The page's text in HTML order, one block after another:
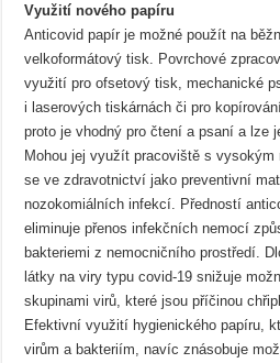
Využití nového papíru
Anticovid papír je možné použít na
velkoformátový tisk. Povrchové
využití pro ofsetový tisk, mechanické
i laserových tiskárnách či pro
proto je vhodný pro čtení a psaní a lze
Mohou jej využít pracoviště s
se ve zdravotnictví jako preventivní
nozokomiálních infekcí. Předností
eliminuje přenos infekčních nemocí
bakteriemi z nemocničního prostředí.
látky na viry typu covid-19 snižuje
skupinami virů, které jsou příčinou
Efektivní využití hygienického papíru,
virům a bakteriím, navíc znásobuje